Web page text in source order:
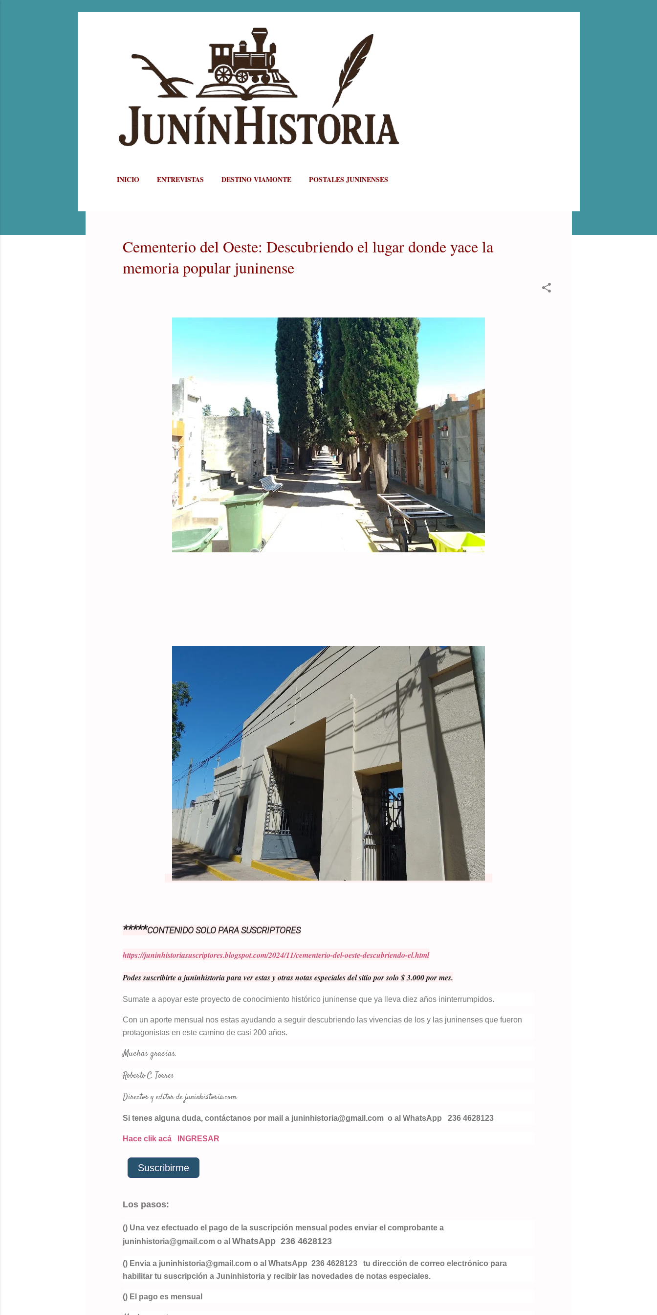
Ir al contenido principal
INICIO ENTREVISTAS DESTINO VIAMONTE POSTALES JUNINENSES
Cementerio del Oeste: Descubriendo el lugar donde yace la
memoria popular juninense
*****CONTENIDO SOLO PARA SUSCRIPTORES
https://juninhistoriasuscriptores.blogspot.com/2024/11/cementerio-del-oeste-descubriendo-el.html
Podes suscribirte a juninhistoria para ver estas y otras notas especiales del sitio por solo $ 3.000 por mes.
Sumate a apoyar este proyecto de conocimiento histórico juninense que ya lleva diez años ininterrumpidos.
Con un aporte mensual nos estas ayudando a seguir descubriendo las vivencias de los y las juninenses que fueron
protagonistas en este camino de casi 200 años.
Muchas gracias.
Roberto C. Torres
Director y editor de juninhistoria.com
Si tenes alguna duda, contáctanos por mail a juninhistoria@gmail.com o al WhatsApp 236 4628123
Hace clik acá INGRESAR
Suscribirme
Los pasos:
() Una vez efectuado el pago de la suscripción mensual podes enviar el comprobante a
juninhistoria@gmail.com o alWhatsApp 236 4628123
() Envia a juninhistoria@gmail.como alWhatsApp 236 4628123 tu dirección de correo electrónico para
habilitar tu suscripción a Juninhistoria y recibir las novedades de notas especiales.
() El pago es mensual